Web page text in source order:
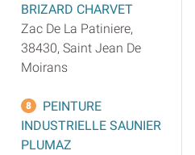
BRIZARD CHARVET
Zac De La Patiniere,
38430, Saint Jean De
Moirans
8
PEINTURE
INDUSTRIELLE SAUNIER
PLUMAZ